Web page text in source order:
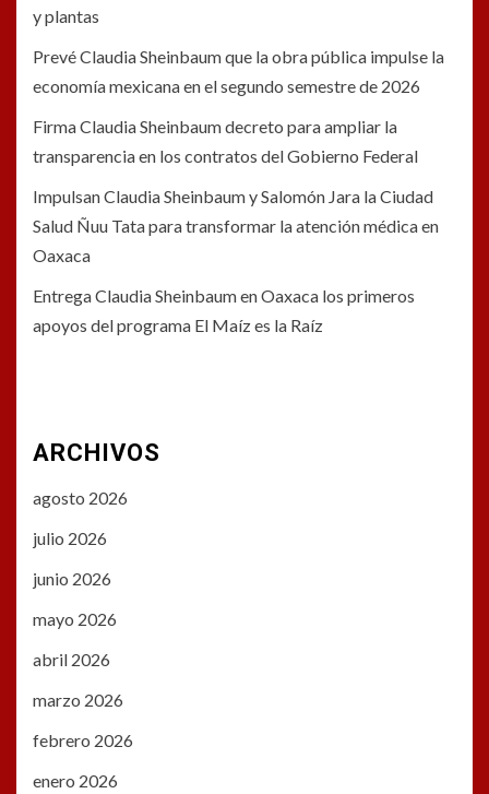
y plantas
Prevé Claudia Sheinbaum que la obra pública impulse la
economía mexicana en el segundo semestre de 2026
Firma Claudia Sheinbaum decreto para ampliar la
transparencia en los contratos del Gobierno Federal
Impulsan Claudia Sheinbaum y Salomón Jara la Ciudad
Salud Ñuu Tata para transformar la atención médica en
Oaxaca
Entrega Claudia Sheinbaum en Oaxaca los primeros
apoyos del programa El Maíz es la Raíz
ARCHIVOS
agosto 2026
julio 2026
junio 2026
mayo 2026
abril 2026
marzo 2026
febrero 2026
enero 2026